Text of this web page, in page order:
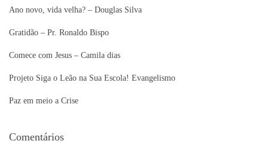
s
r
o
Ano novo, vida velha? – Douglas Silva
Gratidão – Pr. Ronaldo Bispo
Comece com Jesus – Camila dias
Projeto Siga o Leão na Sua Escola! Evangelismo
Paz em meio a Crise
Comentários